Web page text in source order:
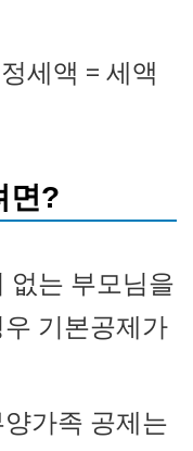
세액 = 세액
면?
없는 부모님을
기본공제가
가족 공제는